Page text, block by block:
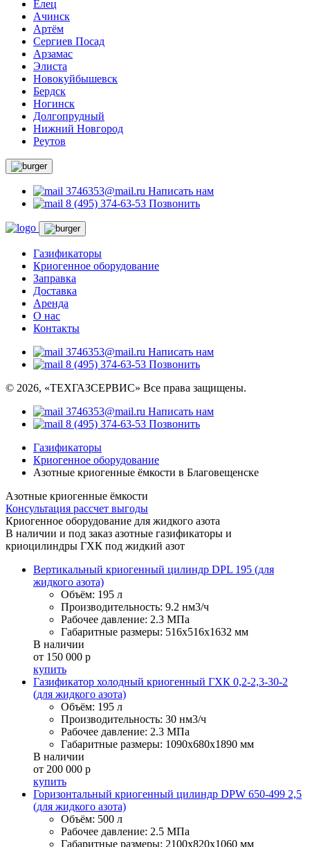
Елец
Ачинск
Артём
Сергиев Посад
Арзамас
Элиста
Новокуйбышевск
Бердск
Ногинск
Долгопрудный
Нижний Новгород
Реутов
3746353@mail.ru Написать нам
8 (495) 374-63-53 Позвонить
Газификаторы
Криогенное оборудование
Заправка
Доставка
Аренда
О нас
Контакты
3746353@mail.ru Написать нам
8 (495) 374-63-53 Позвонить
© 2026, «ТЕХГАЗСЕРВИС» Все права защищены.
3746353@mail.ru Написать нам
8 (495) 374-63-53 Позвонить
Газификаторы
Криогенное оборудование
Азотные криогенные ёмкости в Благовещенске
Азотные криогенные ёмкости
Консультация рассчет выгоды
Криогенное оборудование для жидкого азота
В наличии и под заказ азотные газификаторы и
криоцилиндры ГХК под жидкий азот
Вертикальный криогенный цилиндр DPL 195 (для
жидкого азота)
Объём: 195 л
Производительность: 9.2 нм3/ч
Рабочее давление: 2.3 МПа
Габаритные размеры: 516x516x1632 мм
В наличии
от 150 000 р
купить
Газификатор холодный криогенный ГХК 0,2-2,3-30-2
(для жидкого азота)
Объём: 195 л
Производительность: 30 нм3/ч
Рабочее давление: 2.3 МПа
Габаритные размеры: 1090x680x1890 мм
В наличии
от 200 000 р
купить
Горизонтальный криогенный цилиндр DPW 650-499 2,5
(для жидкого азота)
Объём: 500 л
Рабочее давление: 2.5 МПа
Габаритные размеры: 2100x820x1060 мм